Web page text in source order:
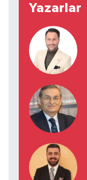
Yazarlar